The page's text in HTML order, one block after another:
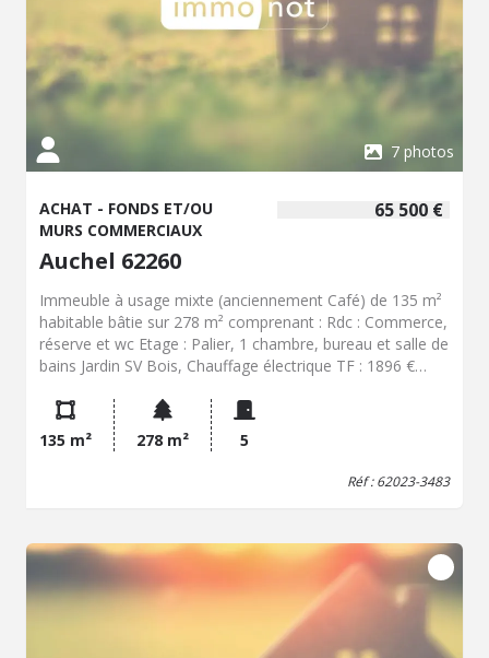
7 photos
65 500 €
ACHAT - FONDS ET/OU
MURS COMMERCIAUX
Auchel 62260
Immeuble à usage mixte (anciennement Café) de 135 m²
habitable bâtie sur 278 m² comprenant : Rdc : Commerce,
réserve et wc Etage : Palier, 1 chambre, bureau et salle de
bains Jardin SV Bois, Chauffage électrique TF : 1896 €
classe énergie : G (499) - classe climat : D (32) Estimation
des coûts annuels d'énergie du logement pour un usage
standard : 4.808 € Année de référence des prix de
l'énergie pour établir cette estimation : 2015 Les
gouv. fr
135 m² 278 m² 5
Réf : 62023-3483